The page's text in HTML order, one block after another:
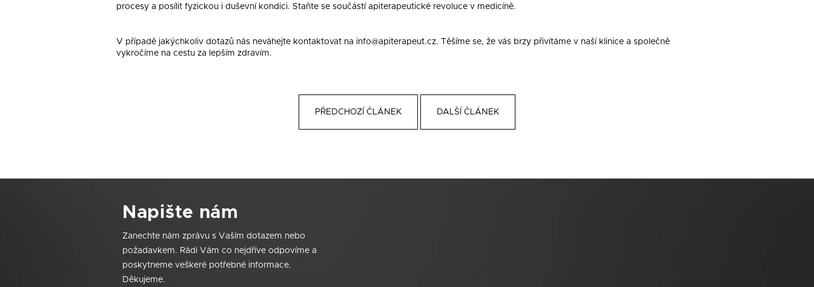
procesy a posílit fyzickou i duševní kondici. Staňte se součástí apiterapeutické revoluce v medicíně.
V případě jakýchkoliv dotazů nás neváhejte kontaktovat na info@apiterapeut.cz. Těšíme se, že vás brzy přivítáme v naší klinice a společně
vykročíme na cestu za lepším zdravím.
PŘEDCHOZÍ ČLÁNEK DALŠÍ ČLÁNEK
Napište nám
Zanechte nám zprávu s Vaším dotazem nebo
požadavkem. Rádi Vám co nejdříve odpovíme a
poskytneme veškeré potřebné informace.
Děkujeme.